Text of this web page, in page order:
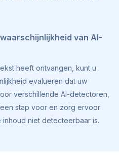
van AI-
heeft ontvangen, kunt u
evalueren dat uw
verschillende AI-detectoren,
stap voor en zorg ervoor
niet detecteerbaar is.